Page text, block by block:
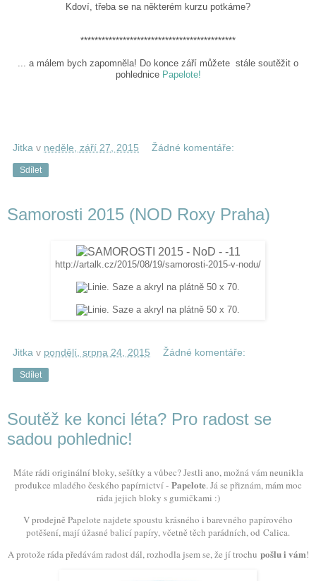
Kdoví, třeba se na některém kurzu potkáme?
********************************************
... a málem bych zapomněla! Do konce září můžete stále soutěžit o
pohlednice Papelote!
Jitka v neděle, září 27, 2015 Žádné komentáře:
Sdílet
Samorosti 2015 (NOD Roxy Praha)
http://artalk.cz/2015/08/19/samorosti-2015-v-nodu/
Jitka v pondělí, srpna 24, 2015 Žádné komentáře:
Sdílet
Soutěž ke konci léta? Pro radost se
sadou pohlednic!
Máte rádi originální bloky, sešítky a vůbec? Jestli ano, možná vám neunikla
produkce mladého českého papírnictví - Papelote. Já se přiznám, mám moc
ráda jejich bloky s gumičkami :)
V prodejně Papelote najdete spoustu krásného i barevného papírového
potěšení, mají úžasné balicí papíry, včetně těch parádních, od Calica.
A protože ráda předávám radost dál, rozhodla jsem se, že jí trochu pošlu i vám!